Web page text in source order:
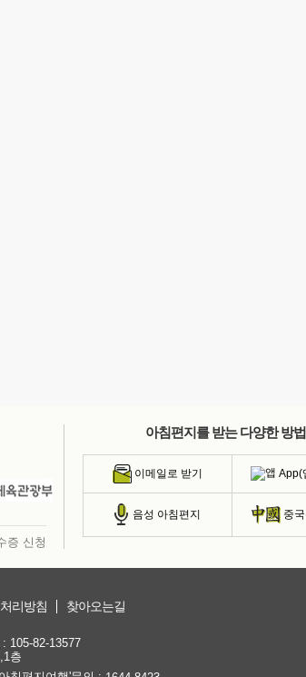
증 신청
아침편지를 받는 다양한 방
이메일로 받기 App(
음성 아침편지 중
리방침 찾아오는길
105-82-13577
층